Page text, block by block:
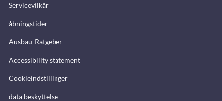
Servicevilkår
åbningstider
Ausbau-Ratgeber
Accessibility statement
Cookieindstillinger
data beskyttelse